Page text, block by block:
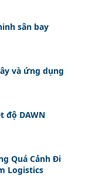
sân bay
và ứng dụng
độ DAWN
Quá Cảnh Đi
Logistics